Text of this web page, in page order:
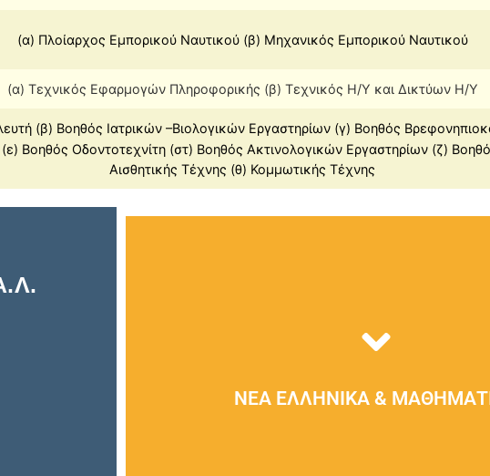
(α) Πλοίαρχος Εμπορικού Ναυτικού (β) Μηχανικός Εμπορικού Ναυτικού
(α) Τεχνικός Εφαρμογών Πληροφορικής (β) Τεχνικός Η/Υ και Δικτύων Η/Υ
(β) Βοηθός Ιατρικών –Βιολογικών Εργαστηρίων (γ) Βοηθός
Βοηθός Οδοντοτεχνίτη (στ) Βοηθός Ακτινολογικών Εργαστηρίων (ζ)
Αισθητικής Τέχνης (θ) Κομμωτικής Τέχνης
ΝΕΑ ΕΛΛΗΝΙΚΑ &
Εκπαιδευτικός Οργανισμός
Δείτε τα ΕΔΩ!